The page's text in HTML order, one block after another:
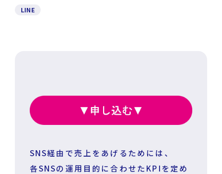
DECA for LINE
DECA for Instagram
マーケGAI
パートナープログラム
LINE
SNS経由で売上をあげるためには、
各SNSの運用目的に合わせたKPIを定め